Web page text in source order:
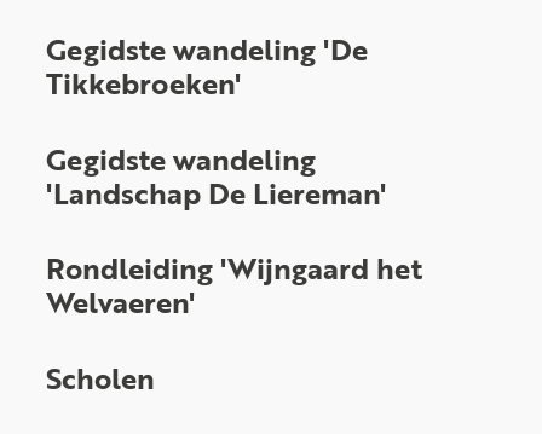
Gegidste wandeling 'De
Tikkebroeken'
Gegidste wandeling
'Landschap De Liereman'
Rondleiding 'Wijngaard het
Welvaeren'
Scholen